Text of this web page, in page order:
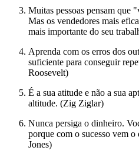
Muitas pessoas pensam que
Mas os vendedores mais
mais importante do seu
Aprenda com os erros dos
suficiente para conseguir
Roosevelt)
É a sua atitude e não a sua
altitude. (Zig Ziglar)
Nunca persiga o dinheiro.
porque com o sucesso vem
Jones)